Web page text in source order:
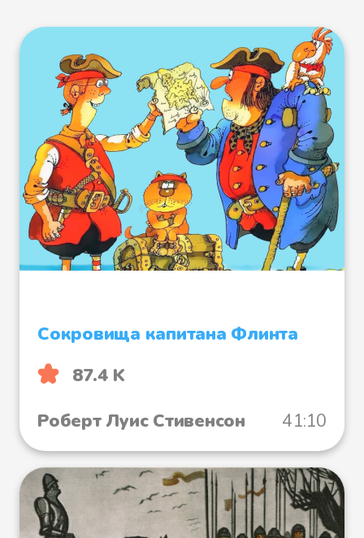
Сокровища капитана Флинта
87.4 K
Роберт Луис Стивенсон
41:10